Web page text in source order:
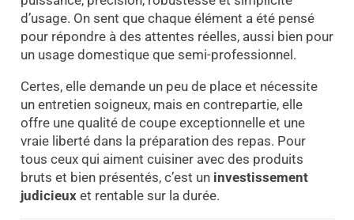
d’usage. On sent que chaque élément a été pensé
pour répondre à des attentes réelles, aussi bien pour
un usage domestique que semi-professionnel.
Certes, elle demande un peu de place et nécessite
un entretien soigneux, mais en contrepartie, elle
offre une qualité de coupe exceptionnelle et une
vraie liberté dans la préparation des repas. Pour
tous ceux qui aiment cuisiner avec des produits
bruts et bien présentés, c’est un investissement
judicieuxet rentable sur la durée.